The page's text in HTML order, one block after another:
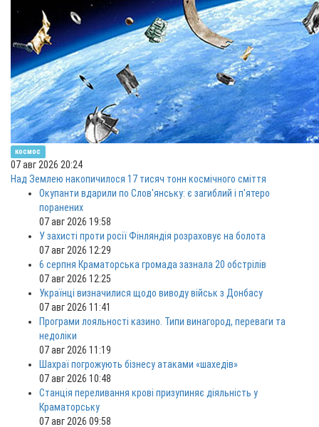
космос
07 авг 2026 20:24
Над Землею накопичилося 17 тисяч тонн космічного сміття
Окупанти вдарили по Слов'янську: є загиблий і п'ятеро
поранених
07 авг 2026 19:58
У захисті проти росії Фінляндія розраховує на болота
07 авг 2026 12:29
6 серпня Краматорська громада зазнала 20 обстрілів
07 авг 2026 12:25
Українці визначилися щодо виводу військ з Донбасу
07 авг 2026 11:41
Програми лояльності казино. Типи винагород, переваги та
недоліки
07 авг 2026 11:19
Шахраї погрожують бізнесу атаками «шахедів»
07 авг 2026 10:48
Станція переливання крові призупиняє діяльність у
Краматорську
07 авг 2026 09:58